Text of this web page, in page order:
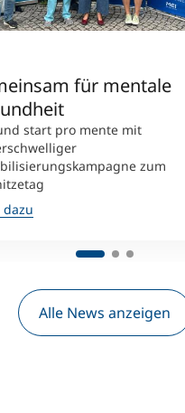
für mentale
start pro mente mit
zum
Alle News anzeigen